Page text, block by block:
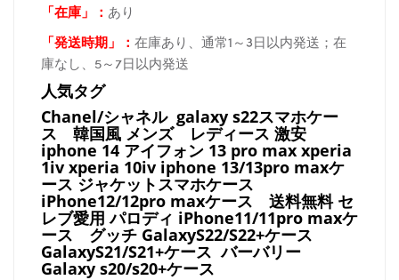
「在庫 」： あり
「発送時期 」： 在庫あり、通常1～3日以内発送；在
庫なし、5～7日以内発送
人気タグ
Chanel/シャネル galaxy s22スマホケー
ス 韓国風 メンズ レディース 激安
iphone 14 アイフォン 13 pro max xperia
1iv xperia 10iv iphone 13/13pro maxケ
ース ジャケットスマホケース
iPhone12/12pro maxケース 送料無料 セ
レブ愛用 パロディ iPhone11/11pro maxケ
ース グッチ GalaxyS22/S22+ケース
GalaxyS21/S21+ケース バーバリー
Galaxy s20/s20+ケース